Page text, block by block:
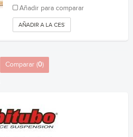
Añadir para comparar
AÑADIR A LA CESTA
Comparar (0)